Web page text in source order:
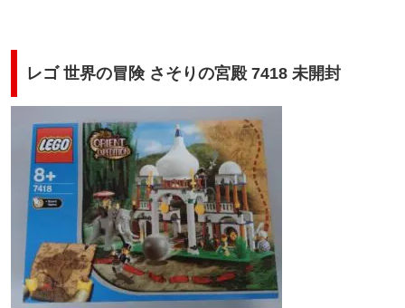
レゴ 世界の冒険 さそりの宮殿 7418 未開封